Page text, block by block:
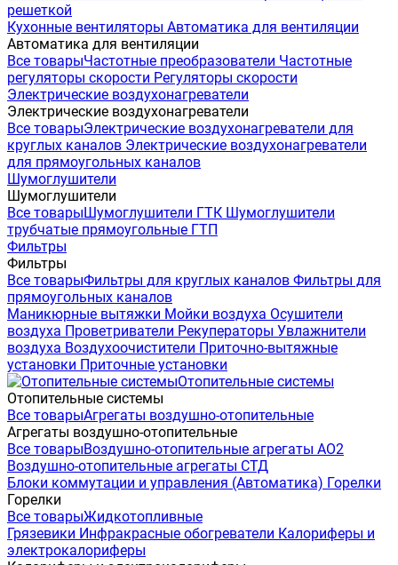
решеткой
Кухонные вентиляторы Автоматика для вентиляции
Автоматика для вентиляции
Все товарыЧастотные преобразователи Частотные
регуляторы скорости Регуляторы скорости
Электрические воздухонагреватели
Электрические воздухонагреватели
Все товарыЭлектрические воздухонагреватели для
круглых каналов Электрические воздухонагреватели
для прямоугольных каналов
Шумоглушители
Шумоглушители
Все товарыШумоглушители ГТК Шумоглушители
трубчатые прямоугольные ГТП
Фильтры
Фильтры
Все товарыФильтры для круглых каналов Фильтры для
прямоугольных каналов
Маникюрные вытяжки Мойки воздуха Осушители
воздуха Проветриватели Рекуператоры Увлажнители
воздуха Воздухоочистители Приточно-вытяжные
установки Приточные установки
Отопительные системы
Отопительные системы
Все товарыАгрегаты воздушно-отопительные
Агрегаты воздушно-отопительные
Все товарыВоздушно-отопительные агрегаты АО2
Воздушно-отопительные агрегаты СТД
Блоки коммутации и управления (Автоматика) Горелки
Горелки
Все товарыЖидкотопливные
Грязевики Инфракрасные обогреватели Калориферы и
электрокалориферы